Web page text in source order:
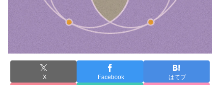
X Facebook はてブ